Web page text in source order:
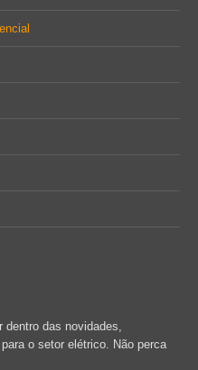
dentro das novidades,
o setor elétrico. Não perca